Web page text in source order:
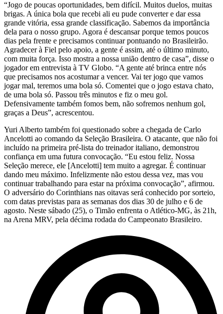
“Jogo de poucas oportunidades, bem difícil. Muitos duelos, muitas
brigas. A única bola que recebi ali eu pude converter e dar essa
grande vitória, essa grande classificação. Sabemos da importância
dela para o nosso grupo. Agora é descansar porque temos poucos
dias pela frente e precisamos continuar pontuando no Brasileirão.
Agradecer à Fiel pelo apoio, a gente é assim, até o último minuto,
com muita força. Isso mostra a nossa união dentro de casa”, disse o
jogador em entrevista à TV Globo. “A gente até brinca entre nós
que precisamos nos acostumar a vencer. Vai ter jogo que vamos
jogar mal, teremos uma bola só. Comentei que o jogo estava chato,
de uma bola só. Passou três minutos e fiz o meu gol.
Defensivamente também fomos bem, não sofremos nenhum gol,
graças a Deus”, acrescentou.
Yuri Alberto também foi questionado sobre a chegada de Carlo
Ancelotti ao comando da Seleção Brasileira. O atacante, que não foi
incluído na primeira pré-lista do treinador italiano, demonstrou
confiança em uma futura convocação. “Eu estou feliz. Nossa
Seleção merece, ele [Ancelotti] tem muito a agregar. É continuar
dando meu máximo. Infelizmente não estou dessa vez, mas vou
continuar trabalhando para estar na próxima convocação”, afirmou.
O adversário do Corinthians nas oitavas será conhecido por sorteio,
com datas previstas para as semanas dos dias 30 de julho e 6 de
agosto. Neste sábado (25), o Timão enfrenta o Atlético-MG, às 21h,
na Arena MRV, pela décima rodada do Campeonato Brasileiro.